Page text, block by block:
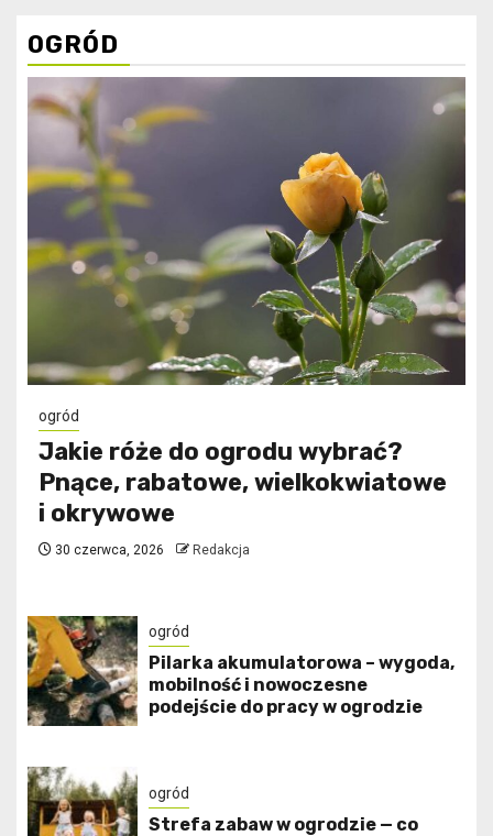
OGRÓD
ogród
Jakie róże do ogrodu wybrać?
Pnące, rabatowe, wielkokwiatowe
i okrywowe
30 czerwca, 2026 Redakcja
ogród
Pilarka akumulatorowa – wygoda,
mobilność i nowoczesne
podejście do pracy w ogrodzie
ogród
Strefa zabaw w ogrodzie — co